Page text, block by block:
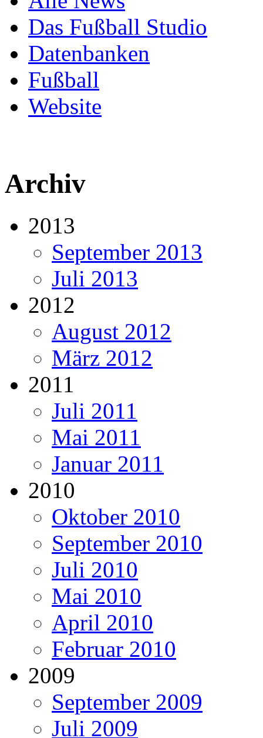
Das Fußball Studio
Datenbanken
Fußball
Website
Archiv
2013
September 2013
Juli 2013
2012
August 2012
März 2012
2011
Juli 2011
Mai 2011
Januar 2011
2010
Oktober 2010
September 2010
Juli 2010
Mai 2010
April 2010
Februar 2010
2009
September 2009
Juli 2009